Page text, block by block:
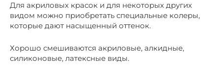
Для акриловых красок и для некоторых других
видом можно приобретать специальные колеры,
которые дают насыщенный оттенок.
Хорошо смешиваются акриловые, алкидные,
силиконовые, латексные виды.